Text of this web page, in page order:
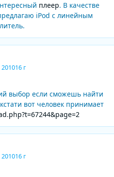
плеер. В качестве
iPod с линейным
16 г
выбор если сможешь найти
вот человек принимает
16 г